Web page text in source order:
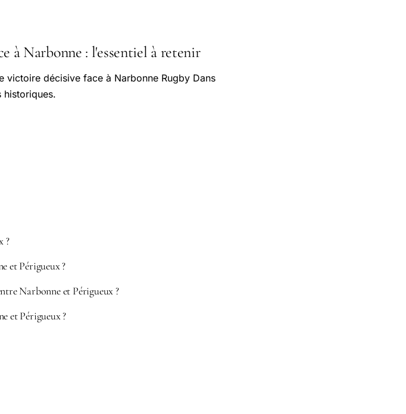
à Narbonne : l'essentiel à retenir
victoire décisive face à Narbonne Rugby Dans
historiques.
?
et Périgueux ?
Narbonne et Périgueux ?
et Périgueux ?